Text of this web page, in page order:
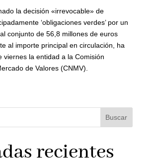
la decisión «irrevocable» de
‘obligaciones verdes’ por un
conjunto de 56,8 millones de euros
al importe principal en circulación, ha
viernes la entidad a la Comisión
de Valores (CNMV).
Buscar
recientes